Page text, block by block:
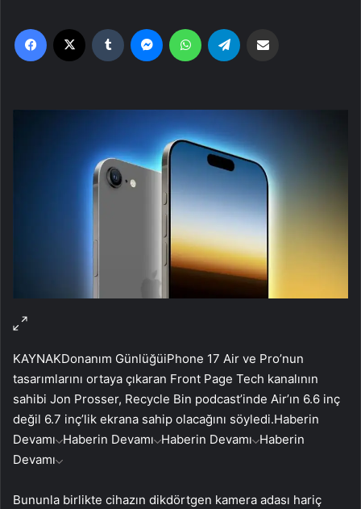
Facebook Tumblr MessengerWhatsApp
KAYNAKDonanım GünlüğüiPhone 17 Air ve Pro’nun
tasarımlarını ortaya çıkaran Front Page Tech kanalının
sahibi Jon Prosser, Recycle Bin podcast’inde Air’ın 6.6 inç
değil 6.7 inç’lik ekrana sahip olacağını söyledi.Haberin
Devamı Haberin Devamı Haberin Devamı Haberin
Devamı
Bununla birlikte cihazın dikdörtgen kamera adası hariç